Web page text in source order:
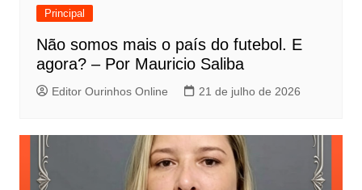
Principal
Não somos mais o país do futebol. E
agora? – Por Mauricio Saliba
Editor Ourinhos Online 21 de julho de 2026